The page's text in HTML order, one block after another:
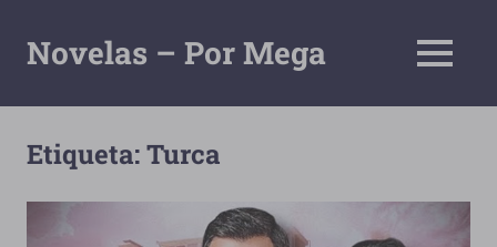
contenido
Novelas – Por Mega
Descarga
MENÚ
Etiqueta:Turca